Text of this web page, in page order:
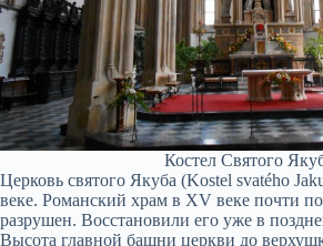
Костел Святого
Церковь святого Якуба (Kostel svatého
веке. Романский храм в XV веке почти
разрушен. Восстановили его уже в
Высота главной башни церкви до